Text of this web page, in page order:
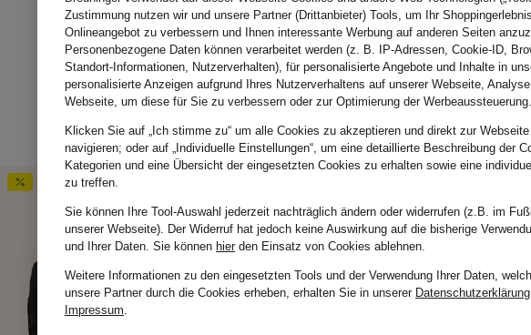
Zustimmung nutzen wir und unsere Partner (Drittanbieter) Tools, um Ihr
Onlineangebot zu verbessern und Ihnen interessante Werbung auf anderen Seiten
Personenbezogene Daten können verarbeitet werden (z. B. IP-Adressen, Cookie-ID,
Standort-Informationen, Nutzerverhalten), für personalisierte Angebote und Inhalte in
personalisierte Anzeigen aufgrund Ihres Nutzerverhaltens auf unserer Webseite,
Webseite, um diese für Sie zu verbessern oder zur Optimierung der Werbeaussteuerung.
Klicken Sie auf „Ich stimme zu“ um alle Cookies zu akzeptieren und direkt zur
navigieren; oder auf „Individuelle Einstellungen“, um eine detaillierte Beschreibung der
Kategorien und eine Übersicht der eingesetzten Cookies zu erhalten sowie eine
zu treffen.
Sie können Ihre Tool-Auswahl jederzeit nachträglich ändern oder widerrufen (z.B. im
unserer Webseite). Der Widerruf hat jedoch keine Auswirkung auf die bisherige
und Ihrer Daten. Sie können hierden Einsatz von Cookies ablehnen.
Weitere Informationen zu den eingesetzten Tools und der Verwendung Ihrer Daten,
unsere Partner durch die Cookies erheben, erhalten Sie in unserer Datenschutzerklärung
Impressum.